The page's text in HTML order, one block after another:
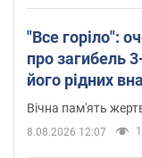
"Все горіло":
про загибель
його рідних
Київщину.
Вічна пам'ять
8.08.2026 12:07